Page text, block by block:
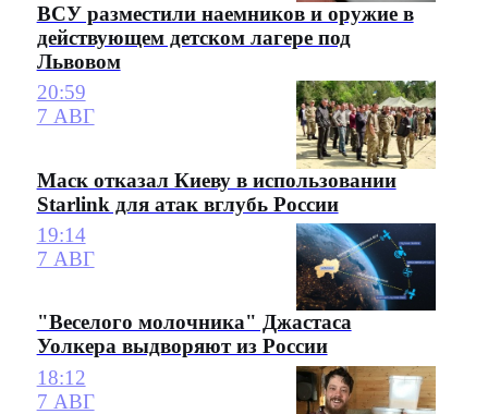
ВСУ разместили наемников и оружие в
действующем детском лагере под
Львовом
20:59
7 АВГ
Маск отказал Киеву в использовании
Starlink для атак вглубь России
19:14
7 АВГ
"Веселого молочника" Джастаса
Уолкера выдворяют из России
18:12
7 АВГ